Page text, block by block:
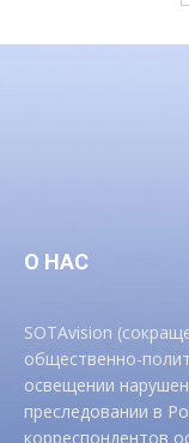
О НАС
SOTAvision
общественно-
освещении
преследовании в
корреспондентов